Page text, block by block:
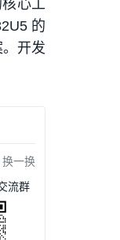
心工
的
开发
换一换
流群